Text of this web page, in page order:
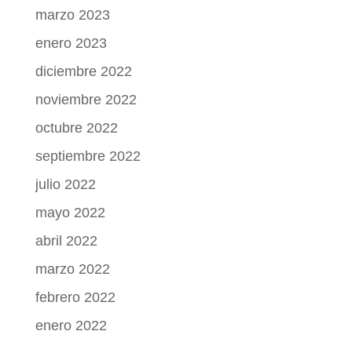
marzo 2023
enero 2023
diciembre 2022
noviembre 2022
octubre 2022
septiembre 2022
julio 2022
mayo 2022
abril 2022
marzo 2022
febrero 2022
enero 2022